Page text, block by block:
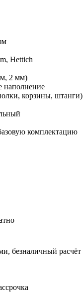
Hettich
2 мм)
наполнение
корзины, штанги)
комплектацию
безналичный расчёт